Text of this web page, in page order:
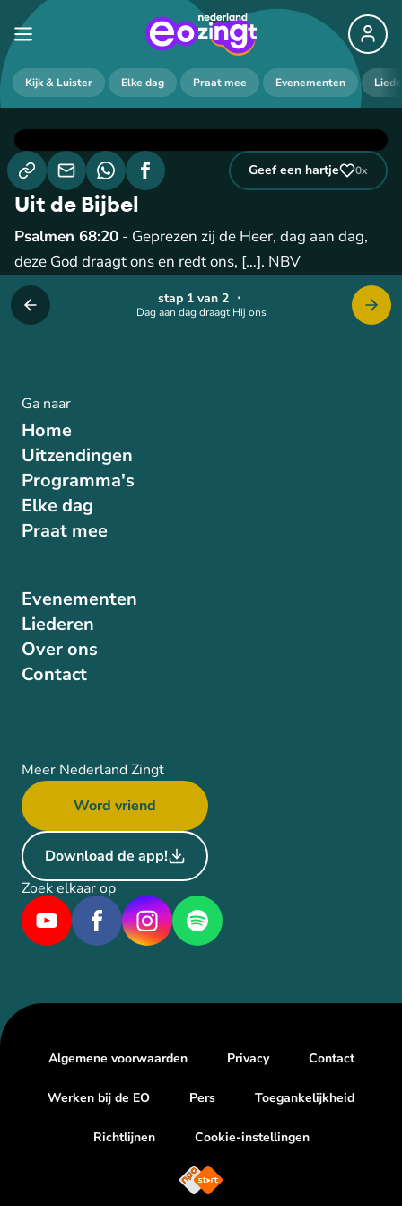
Kijk & Luister Elke dag Praat mee Evenementen
Dag aan dag draagt Hij ons
stap 1 van 2・
Geef een hartje 0x
Uit de Bijbel
Psalmen 68:20 - Geprezen zij de Heer, dag aan dag,
deze God draagt ons en redt ons, […]. NBV
Ga naar
Home
Uitzendingen
Programma's
Elke dag
Praat mee
Evenementen
Liederen
Over ons
Contact
Meer Nederland Zingt
Word vriend
Download de app!
Zoek elkaar op
Algemene voorwaarden Privacy Contact
Werken bij de EO Pers Toegankelijkheid
Richtlijnen Cookie-instellingen